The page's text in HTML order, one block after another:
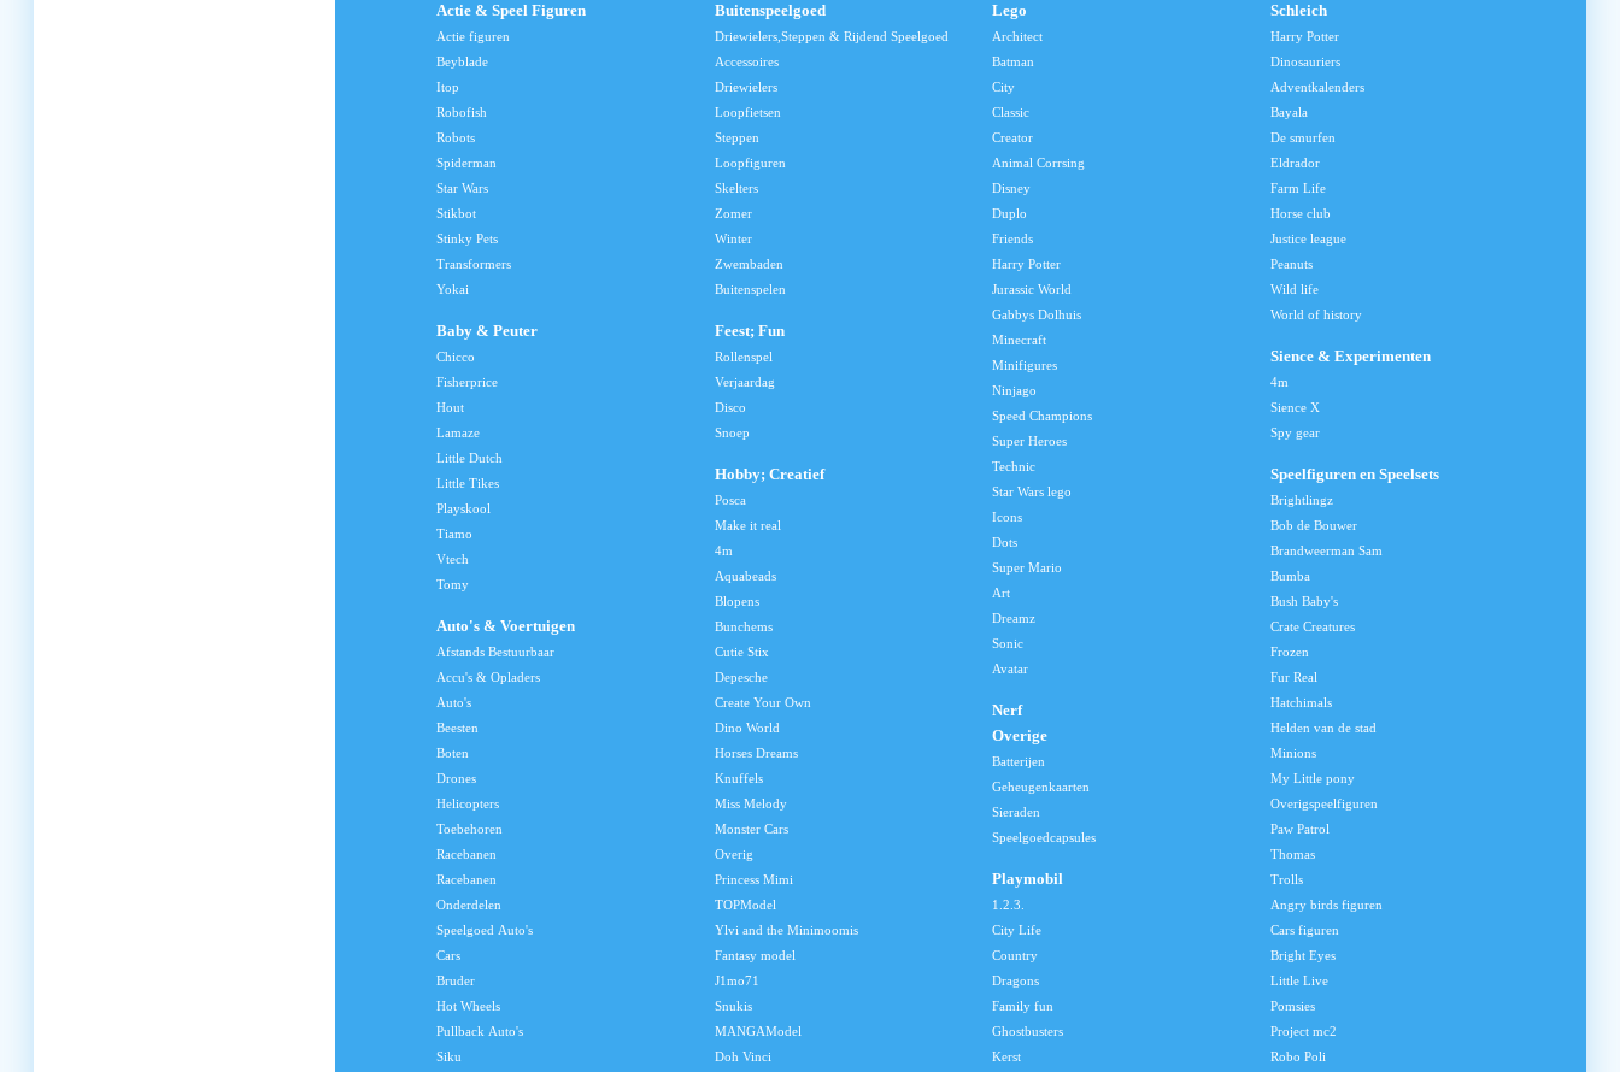
Actie & Speel Figuren
Actie figuren
Beyblade
Itop
Robofish
Robots
Spiderman
Star Wars
Stikbot
Stinky Pets
Transformers
Yokai
Baby & Peuter
Chicco
Fisherprice
Hout
Lamaze
Little Dutch
Little Tikes
Playskool
Tiamo
Vtech
Tomy
Auto's & Voertuigen
Afstands Bestuurbaar
Accu's & Opladers
Auto's
Beesten
Boten
Drones
Helicopters
Toebehoren
Racebanen
Racebanen
Onderdelen
Speelgoed Auto's
Cars
Bruder
Hot Wheels
Pullback Auto's
Siku
Buitenspeelgoed
Driewielers,Steppen & Rijdend Speelgoed
Accessoires
Driewielers
Loopfietsen
Steppen
Loopfiguren
Skelters
Zomer
Winter
Zwembaden
Buitenspelen
Feest; Fun
Rollenspel
Verjaardag
Disco
Snoep
Hobby; Creatief
Posca
Make it real
4m
Aquabeads
Blopens
Bunchems
Cutie Stix
Depesche
Create Your Own
Dino World
Horses Dreams
Knuffels
Miss Melody
Monster Cars
Overig
Princess Mimi
TOPModel
Ylvi and the Minimoomis
Fantasy model
J1mo71
Snukis
MANGAModel
Doh Vinci
Lego
Architect
Batman
City
Classic
Creator
Animal Corrsing
Disney
Duplo
Friends
Harry Potter
Jurassic World
Gabbys Dolhuis
Minecraft
Minifigures
Ninjago
Speed Champions
Super Heroes
Technic
Star Wars lego
Icons
Dots
Super Mario
Art
Dreamz
Sonic
Avatar
Nerf
Overige
Batterijen
Geheugenkaarten
Sieraden
Speelgoedcapsules
Playmobil
1.2.3.
City Life
Country
Dragons
Family fun
Ghostbusters
Kerst
Schleich
Harry Potter
Dinosauriers
Adventkalenders
Bayala
De smurfen
Eldrador
Farm Life
Horse club
Justice league
Peanuts
Wild life
World of history
Sience & Experimenten
4m
Sience X
Spy gear
Speelfiguren en Speelsets
Brightlingz
Bob de Bouwer
Brandweerman Sam
Bumba
Bush Baby's
Crate Creatures
Frozen
Fur Real
Hatchimals
Helden van de stad
Minions
My Little pony
Overigspeelfiguren
Paw Patrol
Thomas
Trolls
Angry birds figuren
Cars figuren
Bright Eyes
Little Live
Pomsies
Project mc2
Robo Poli